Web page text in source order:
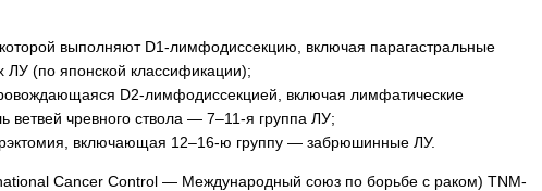
выполняют D1-лимфодиссекцию, включая парагастральные
(по японской классификации);
D2-лимфодиссекцией, включая лимфатические
ветвей чревного ствола — 7–11-я группа ЛУ;
включающая 12–16-ю группу — забрюшинные ЛУ.
Cancer Control — Международный союз по борьбе с раком) TNM-